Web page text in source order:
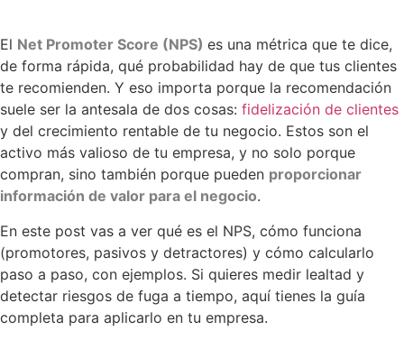
El Net Promoter Score (NPS) es una métrica que te dice,
de forma rápida, qué probabilidad hay de que tus clientes
te recomienden. Y eso importa porque la recomendación
suele ser la antesala de dos cosas: fidelización de clientes
y del crecimiento rentable de tu negocio. Estos son el
activo más valioso de tu empresa, y no solo porque
compran, sino también porque pueden proporcionar
información de valor para el negocio.
En este post vas a ver qué es el NPS, cómo funciona
(promotores, pasivos y detractores) y cómo calcularlo
paso a paso, con ejemplos. Si quieres medir lealtad y
detectar riesgos de fuga a tiempo, aquí tienes la guía
completa para aplicarlo en tu empresa.